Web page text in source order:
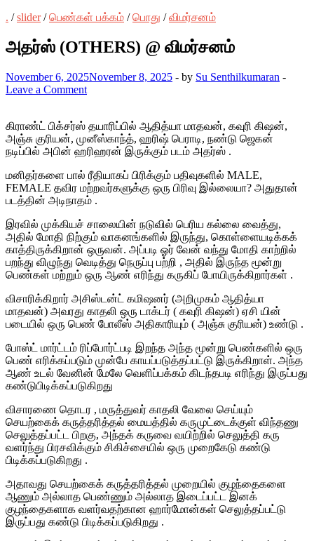
. /slider/பெண்கள் பக்கம் /பொது /விமர்சனம்
அதர்ஸ் (OTHERS) @ விமர்சனம்
November 6, 2025November 8, 2025 - by Su Senthilkumaran -
Leave a Comment
கிராண்ட் பிக்சர்ஸ் தயாரிப்பில் ஆதித்யா மாதவன், கவுரி கிஷன்,
அஞ்சு குரியன், முனீஸ்காந்த், ஹரிஷ் பெராடி, நண்டு ஜெகன்
நடிப்பில் அபின் ஹரிஹரன் இருக்கும் படம் அதர்ஸ் .
மனிதர்களை பால் ரீதியாகப் பிரிக்கும் பதிவுகளில் MALE,
FEMALE தவிர மற்றவர்களுக்கு ஒரு பிரிவு இல்லையா? அதுதான்
படத்தின் அடிநாதம் .
இரவில் முக்கியச் சாலையின் நடுவில் பெரிய கல்லை வைத்து,
அதில் மோதி நிற்கும் வாகனங்களில் இருந்து, கொள்ளையடிக்கக்
காத்திருக்கிறான் ஒருவன். அப்படி ஓர் வேன் வந்து மோதி காற்றில்
பறந்து விழுந்து வெடித்து நெருப்பு பற்றி , அதில் இருந்த மூன்று
பெண்கள் மற்றும் ஒரு ஆண் எரிந்து கருகிப் போயிருக்கிறார்கள் .
விசாரிக்கிறார் அசிஸ்டன்ட் கமிஷனர் (அறிமுகம் ஆதித்யா
மாதவன்) அவரது காதலி ஒரு டாக்டர் ( கவுரி கிஷன்) ஏசி யின்
படையில் ஒரு பெண் போலீஸ் அதிகாரியும் ( அஞ்சு குரியன்) உண்டு .
போஸ்ட் மார்ட்டம் ரிப்போர்ட்படி இறந்த அந்த மூன்று பெண்களில் ஒரு
பெண் எரிக்கப்படும் முன்பே காயப்படுத்தப்பட்டு இருக்கிறாள். அந்த
ஆண் உடல் வேனின் மேலே வெளிப்பக்கம் கிடந்தபடி எரிந்து இருப்பது
கண்டுபிடிக்கப்படுகிறது
விசாரணை தொடர , மருத்துவர் காதலி வேலை செய்யும்
செயற்கைக் கருத்தரித்தல் மையத்தில் கருமுட்டைக்குள் விந்தணு
செலுத்தப்பட்ட பிறகு, அந்தக் கருவை வயிற்றில் செலுத்தி கரு
வளர்ந்து பிரசவிக்கும் சிகிச்சையில் ஒரு முறைகேடு கண்டு
பிடிக்கப்படுகிறது .
அதாவது செயற்கைக் கருத்தரித்தல் முறையில் குழந்தைகளை
ஆணும் அல்லாத பெண்ணும் அல்லாத இடைப்பட்ட இனக்
குழந்தைகளாக வளர்வதற்கான ஹார்மோன்கள் செலுத்தப்பட்டு
இருப்பது கண்டு பிடிக்கப்படுகிறது .